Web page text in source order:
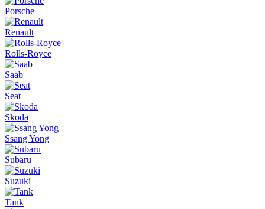
Porsche
Renault
Rolls-Royce
Saab
Seat
Skoda
Ssang Yong
Subaru
Suzuki
Tank